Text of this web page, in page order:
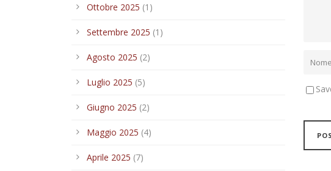
Ottobre 2025 (1)
Settembre 2025 (1)
Agosto 2025 (2)
Luglio 2025 (5)
Giugno 2025 (2)
Maggio 2025 (4)
Aprile 2025 (7)